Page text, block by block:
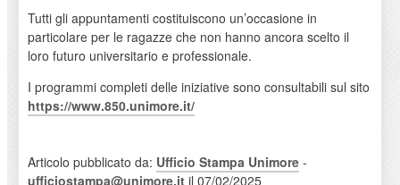
Tutti gli appuntamenti costituiscono un’occasione in
particolare per le ragazze che non hanno ancora scelto il
loro futuro universitario e professionale.
I programmi completi delle iniziative sono consultabili sul sito
https://www.850.unimore.it/
Articolo pubblicato da: Ufficio Stampa Unimore-
ufficiostampa@unimore.itil 07/02/2025